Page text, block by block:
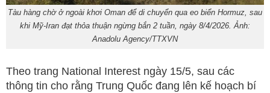
Tàu hàng chờ ở ngoài khơi Oman để di chuyển qua eo biển Hormuz, sau
khi Mỹ-Iran đạt thỏa thuận ngừng bắn 2 tuần, ngày 8/4/2026. Ảnh:
Anadolu Agency/TTXVN
Theo trang National Interest ngày 15/5, sau các
thông tin cho rằng Trung Quốc đang lên kế hoạch bí